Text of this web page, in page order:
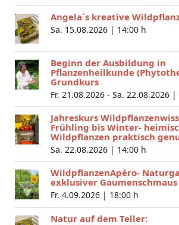
Angela´s kreative
Sa. 15.08.2026 | 14:00 h
Beginn der Ausbildung in
Pflanzenheilkunde
Grundkurs
Fr. 21.08.2026 - Sa. 22.08.2026 |
Jahreskurs
Frühling bis Winter-
Wildpflanzen praktisch
Sa. 22.08.2026 | 14:00 h
WildpflanzenApéro-
exklusiver
Fr. 4.09.2026 | 18:00 h
Natur auf dem Teller: